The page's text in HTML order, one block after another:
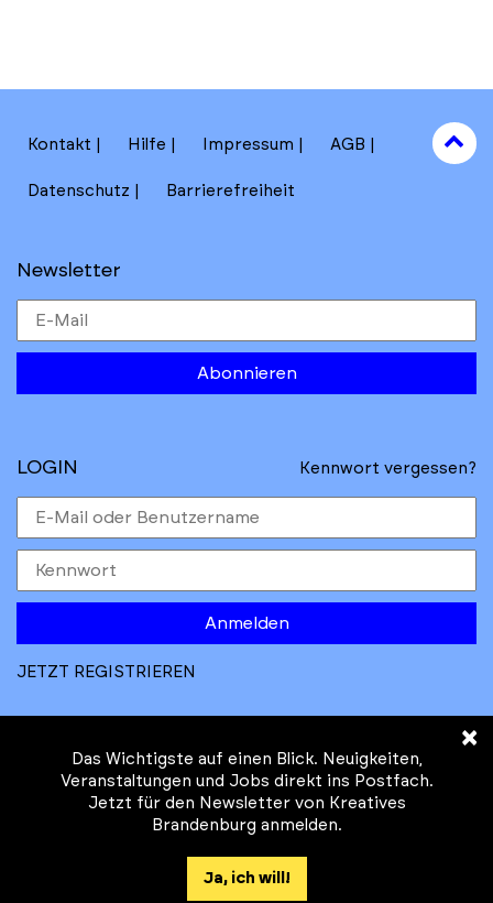
Kontakt
Hilfe Impressum AGB
Datenschutz Barrierefreiheit
Newsletter
Abonnieren
to
top
LOGIN Kennwort vergessen?
Anmelden
JETZT REGISTRIEREN
© Kreatives Brandenburg im Auftrag des
Klimaschutz des Landes Brandenburg
×
Das Wichtigste auf einen Blick. Neuigkeiten,
Veranstaltungen und Jobs direkt ins Postfach.
Jetzt für den Newsletter von Kreatives
Brandenburg anmelden.
Ja, ich will!